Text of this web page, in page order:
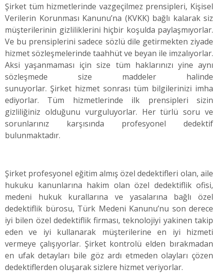
Şirket tüm hizmetlerinde vazgeçilmez prensipleri, Kişisel
Verilerin Korunması Kanunu’na (KVKK) bağlı kalarak siz
müşterilerinin gizliliklerini hiçbir koşulda paylaşmıyorlar.
Ve bu prensiplerini sadece sözlü dile getirmekten ziyade
hizmet sözleşmelerinde taahhüt ve beyan ile imzalıyorlar.
Aksi yaşanmaması için size tüm haklarınızı yine aynı
sözleşmede size maddeler halinde
sunuyorlar. Şirket hizmet sonrası tüm bilgilerinizi imha
ediyorlar. Tüm hizmetlerinde ilk prensipleri sizin
gizliliğiniz olduğunu vurguluyorlar. Her türlü soru ve
sorunlarınız karşısında profesyonel dedektif
bulunmaktadır.
Şirket profesyonel eğitim almış özel dedektifleri olan, aile
hukuku kanunlarına hakim olan özel dedektiflik ofisi,
medeni hukuk kurallarına ve yasalarına bağlı özel
dedektiflik bürosu, Türk Medeni Kanunu’nu son derece
iyi bilen özel dedektiflik firması, teknolojiyi yakinen takip
eden ve iyi kullanarak müşterilerine en iyi hizmeti
vermeye çalışıyorlar. Şirket kontrolü elden bırakmadan
en ufak detayları bile göz ardı etmeden olayları çözen
dedektiflerden oluşarak sizlere hizmet veriyorlar.